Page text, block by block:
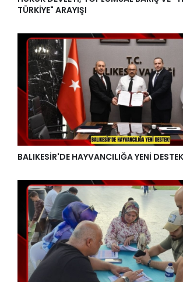
TÜRKİYE" ARAYIŞI
BALIKESİR'DE HAYVANCILIĞA YENİ